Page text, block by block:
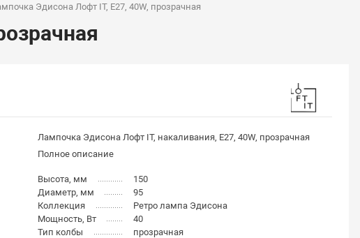
Эдисона Лофт IT, E27, 40W, прозрачная
Лампочка Эдисона Лофт IT, накаливания, E27, 40W, прозрачная
Полное описание
Высота, мм
150
Диаметр, мм
95
Коллекция
Ретро лампа Эдисона
Мощность, Вт
40
Тип колбы
прозрачная